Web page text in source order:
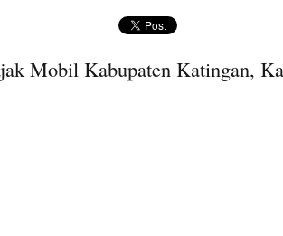
Mobil Kabupaten Katingan,